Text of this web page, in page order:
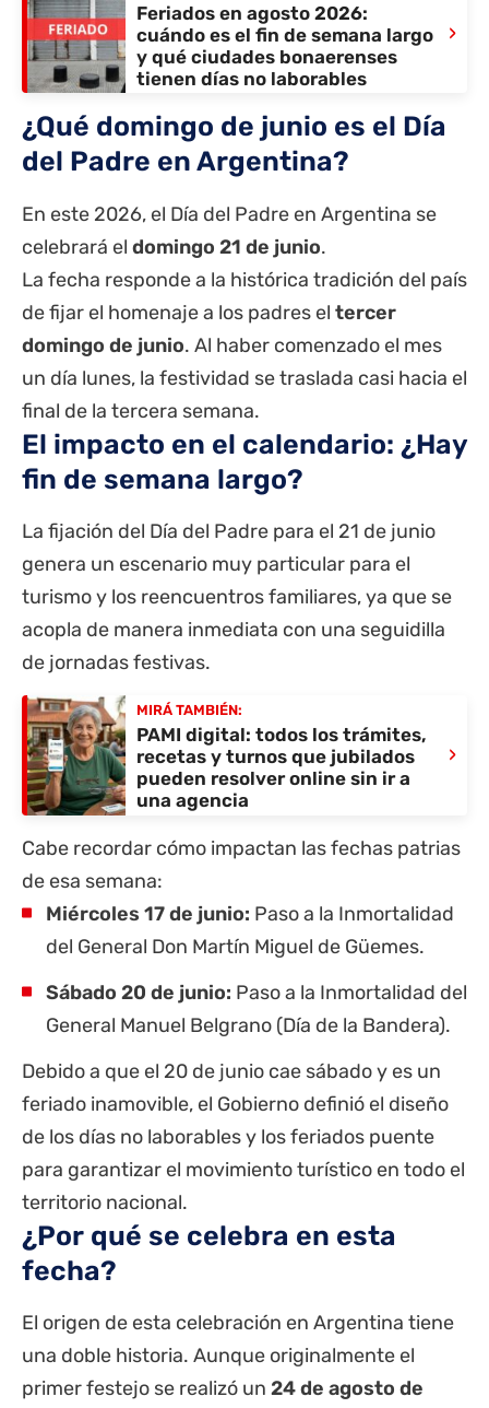
Feriados en agosto 2026:
cuándo es el fin de semana largo
y qué ciudades bonaerenses
tienen días no laborables
›
¿Qué domingo de junio es el Día
del Padre en Argentina?
En este 2026, el Día del Padre en Argentina se
celebrará el domingo 21 de junio.
La fecha responde a la histórica tradición del país
de fijar el homenaje a los padres el tercer
domingo de junio. Al haber comenzado el mes
un día lunes, la festividad se traslada casi hacia el
final de la tercera semana.
El impacto en el calendario: ¿Hay
fin de semana largo?
La fijación del Día del Padre para el 21 de junio
genera un escenario muy particular para el
turismo y los reencuentros familiares, ya que se
acopla de manera inmediata con una seguidilla
de jornadas festivas.
MIRÁ TAMBIÉN:
PAMI digital: todos los trámites,
recetas y turnos que jubilados
pueden resolver online sin ir a
una agencia
›
Cabe recordar cómo impactan las fechas patrias
de esa semana:
Miércoles 17 de junio: Paso a la Inmortalidad
del General Don Martín Miguel de Güemes.
Sábado 20 de junio: Paso a la Inmortalidad del
General Manuel Belgrano (Día de la Bandera).
Debido a que el 20 de junio cae sábado y es un
feriado inamovible, el Gobierno definió el diseño
de los días no laborables y los feriados puente
para garantizar el movimiento turístico en todo el
territorio nacional.
¿Por qué se celebra en esta
fecha?
El origen de esta celebración en Argentina tiene
una doble historia. Aunque originalmente el
primer festejo se realizó un 24 de agosto de